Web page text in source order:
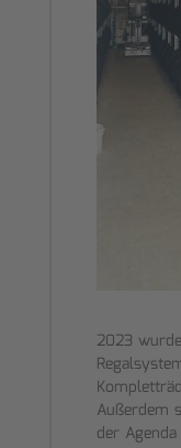
2023
Außerdem
der